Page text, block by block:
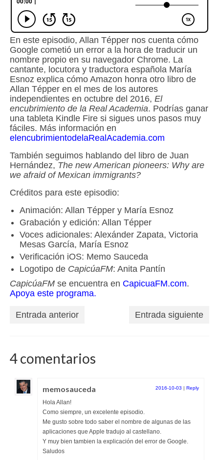
Donaciones
Publicidad
Advertising
En este episodio, Allan Tépper nos cuenta cómo
Google cometió un error a la hora de traducir un
nombre propio en su navegador Chrome. La
cantante, locutora y traductora española María
Esnoz explica cómo Amazon honra otro libro de
Allan Tépper en el mes de los autores
independientes en octubre del 2016, El
encubrimiento de la Real Academia. Podrías ganar
una tableta Kindle Fire si sigues unos pasos muy
fáciles. Más información en
elencubrimientodelaRealAcademia.com
También seguimos hablando del libro de Juan
Hernández, The new American pioneers: Why are
we afraid of Mexican immigrants?
Créditos para este episodio:
Animación: Allan Tépper y María Esnoz
Grabación y edición: Allan Tépper
Voces adicionales: Alexánder Zapata, Victoria
Mesas García, María Esnoz
Verificación iOS: Memo Sauceda
Logotipo de CapicúaFM: Anita Pantín
CapicúaFM se encuentra en CapicuaFM.com.
Apoya este programa.
Entrada anterior Entrada siguiente
4 comentarios
memosauceda 2016-10-03 | Reply
Hola Allan!
Como siempre, un excelente episodio.
Me gusto sobre todo saber el nombre de algunas de las
aplicaciones que Apple tradujo al castellano.
Y muy bien tambien la explicación del error de Google.
Saludos